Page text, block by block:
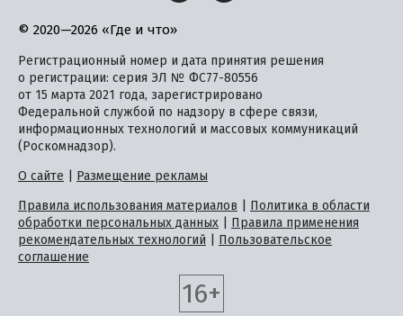
© 2020—2026 «Где и что»
Регистрационный номер и дата принятия решения
о регистрации: серия ЭЛ № ФС77-80556
от 15 марта 2021 года, зарегистрировано
Федеральной службой по надзору в сфере связи,
информационных технологий и массовых коммуникаций
(Роскомнадзор).
О сайте
Размещение рекламы
Правила использования материалов
Политика в области
обработки персональных данных
Правила применения
рекомендательных технологий
Пользовательское
соглашение
16+